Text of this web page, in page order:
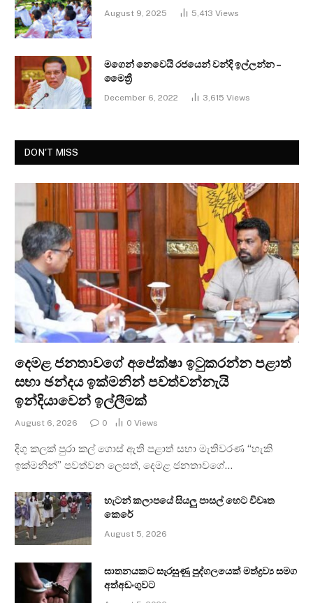
August 9, 2025 5,413 Views
මගෙන් නෙවෙයි රජයෙන් වන්දි ඉල්ලන්න –
මෛත්‍රී
December 6, 2022 3,615 Views
DON'T MISS
දෙමළ ජනතාවගේ අපේක්ෂා ඉටුකරන්න පළාත්
සභා ඡන්දය ඉක්මනින් පවත්වන්නැයි
ඉන්දියාවෙන් ඉල්ලීමක්
August 6, 2026 0 0 Views
දිගු කලක් පුරා කල් ගොස් ඇති පළාත් සභා මැතිවරණ “හැකි
ඉක්මනින්” පවත්වන ලෙසත්, දෙමළ ජනතාවගේ…
හැටන් කලාපයේ සියලු පාසල් හෙට විවෘත
කෙරේ
August 5, 2026
ඝාතනයකට සැරසුණු පුද්ගලයෙක් මත්ද්‍රව්‍ය සමග
අත්අඩංගුවට